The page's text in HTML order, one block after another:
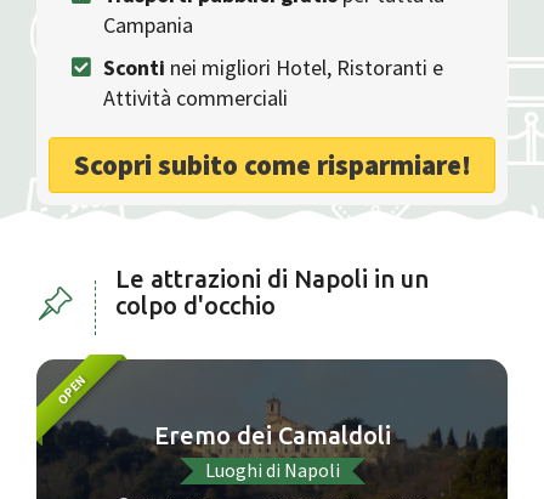
Campania
Sconti nei migliori Hotel, Ristoranti e
Attività commerciali
Scopri subito come risparmiare!
Le attrazioni di Napoli in un
colpo d'occhio
Eremo dei Camaldoli
Luoghi di Napoli
OPEN